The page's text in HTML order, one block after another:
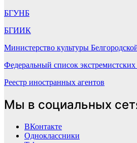
БГУНБ
БГИИК
Министерство культуры
Федеральный список экстремистских
Реестр иностранных агентов
Мы в социальных
ВКонтакте
Одноклассники